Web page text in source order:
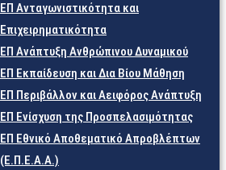
ΕΠ Ανταγωνιστικότητα και
Επιχειρηματικότητα
ΕΠ Ανάπτυξη Ανθρώπινου Δυναμικού
ΕΠ Εκπαίδευση και Δια Βίου Μάθηση
ΕΠ Περιβάλλον και Αειφόρος Ανάπτυξη
ΕΠ Ενίσχυση της Προσπελασιμότητας
ΕΠ Εθνικό Αποθεματικό Απροβλέπτων
(Ε.Π.Ε.Α.Α.)